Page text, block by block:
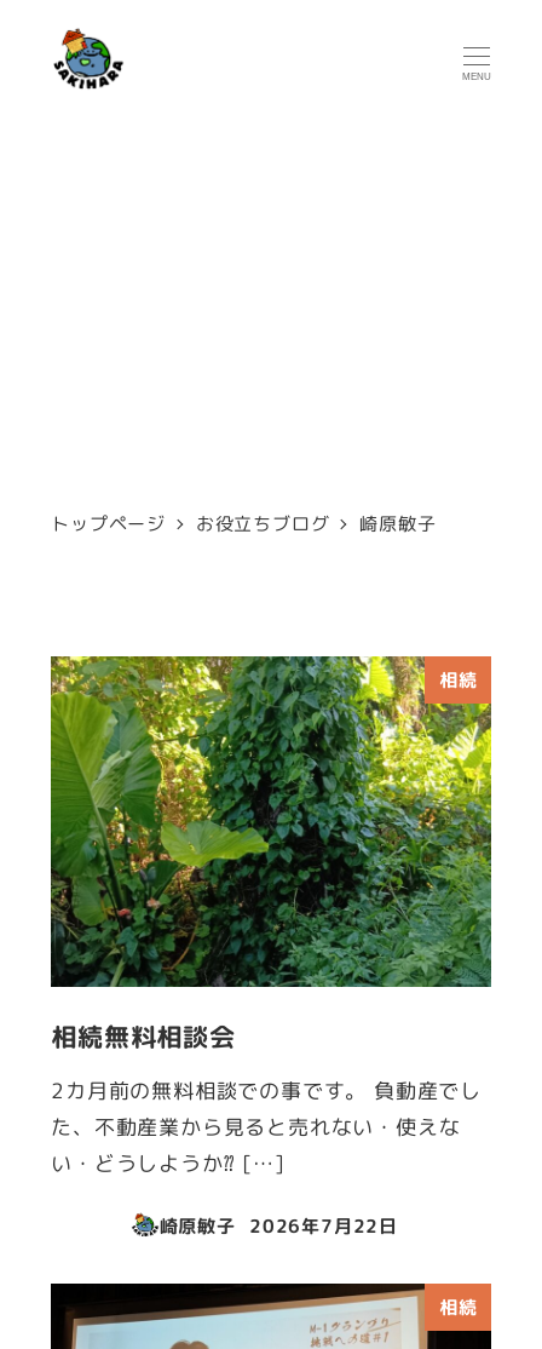
MENU
トップページ お役立ちブログ 崎原敏子
相続
相続無料相談会
2カ月前の無料相談での事です。 負動産でし
た、不動産業から見ると売れない・使えな
い・どうしようか⁇ […]
崎原敏子
投稿日
2026年7月22日
相続